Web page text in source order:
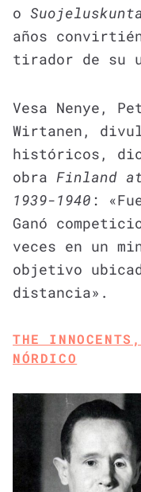
o Suojeluskunta
años
tirador de su
Vesa Nenye,
Wirtanen,
históricos,
obra Finland
1939-1940 :
Ganó
veces en un
objetivo
distancia».
THE
NÓRDICO